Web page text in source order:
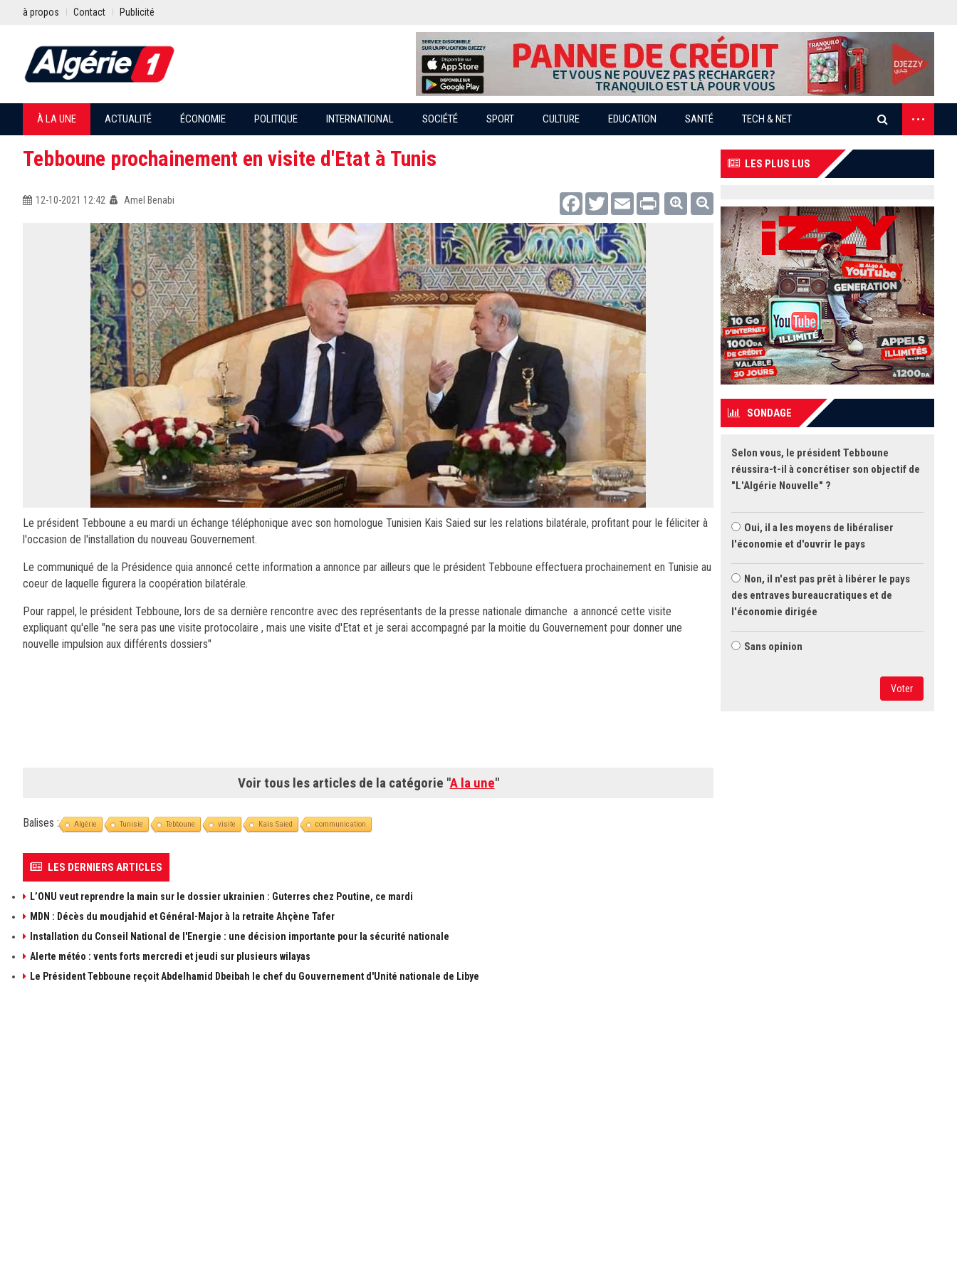
à propos Contact Publicité
À LA UNE ACTUALITÉ ÉCONOMIE POLITIQUE INTERNATIONAL SOCIÉTÉ SPORT CULTURE EDUCATION SANTÉ TECH & NET
...
Tebboune prochainement en visite d'Etat à Tunis
12-10-2021 12:42 Amel Benabi FacebookTwitter Email Print
Le président Tebboune a eu mardi un échange téléphonique avec son homologue Tunisien Kais Saied sur les relations bilatérale, profitant pour le féliciter à
l'occasion de l'installation du nouveau Gouvernement.
Le communiqué de la Présidence quia annoncé cette information a annonce par ailleurs que le président Tebboune effectuera prochainement en Tunisie au
coeur de laquelle figurera la coopération bilatérale.
Pour rappel, le président Tebboune, lors de sa dernière rencontre avec des représentants de la presse nationale dimanche a annoncé cette visite
expliquant qu'elle "ne sera pas une visite protocolaire , mais une visite d'Etat et je serai accompagné par la moitie du Gouvernement pour donner une
nouvelle impulsion aux différents dossiers"
Voir tous les articles de la catégorie "A la une"
Balises : Algérie Tunisie Tebboune visite Kais Saied communication
LES DERNIERS ARTICLES
L’ONU veut reprendre la main sur le dossier ukrainien : Guterres chez Poutine, ce mardi
MDN : Décès du moudjahid et Général-Major à la retraite Ahçène Tafer
Installation du Conseil National de l'Energie : une décision importante pour la sécurité nationale
Alerte météo : vents forts mercredi et jeudi sur plusieurs wilayas
Le Président Tebboune reçoit Abdelhamid Dbeibah le chef du Gouvernement d'Unité nationale de Libye
LES PLUS LUS
SONDAGE
Selon vous, le président Tebboune
réussira-t-il à concrétiser son objectif de
"L'Algérie Nouvelle" ?
Oui, il a les moyens de libéraliser
l'économie et d'ouvrir le pays
Non, il n'est pas prêt à libérer le pays
des entraves bureaucratiques et de
l'économie dirigée
Sans opinion
Voter